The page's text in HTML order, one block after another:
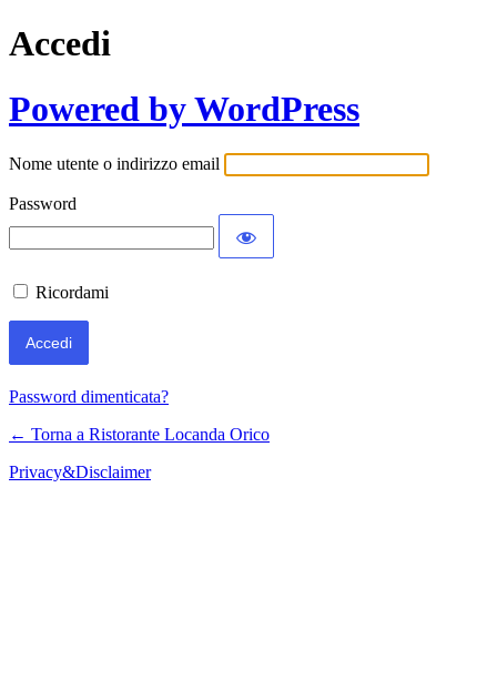
Accedi
Powered by WordPress
Nome utente o indirizzo email
Password
Ricordami
Password dimenticata?
← Torna a Ristorante Locanda Orico
Privacy&Disclaimer